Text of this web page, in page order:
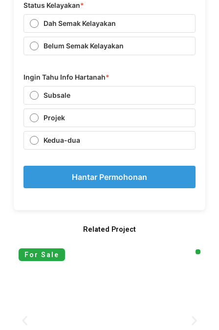
Status Kelayakan*
Dah Semak Kelayakan
Belum Semak Kelayakan
Ingin Tahu Info Hartanah*
Subsale
Projek
Kedua-dua
Hantar Permohonan
Related Project
For Sale